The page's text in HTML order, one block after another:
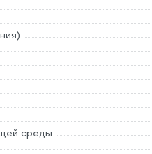
среды